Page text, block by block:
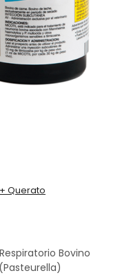
Querato
Bovino